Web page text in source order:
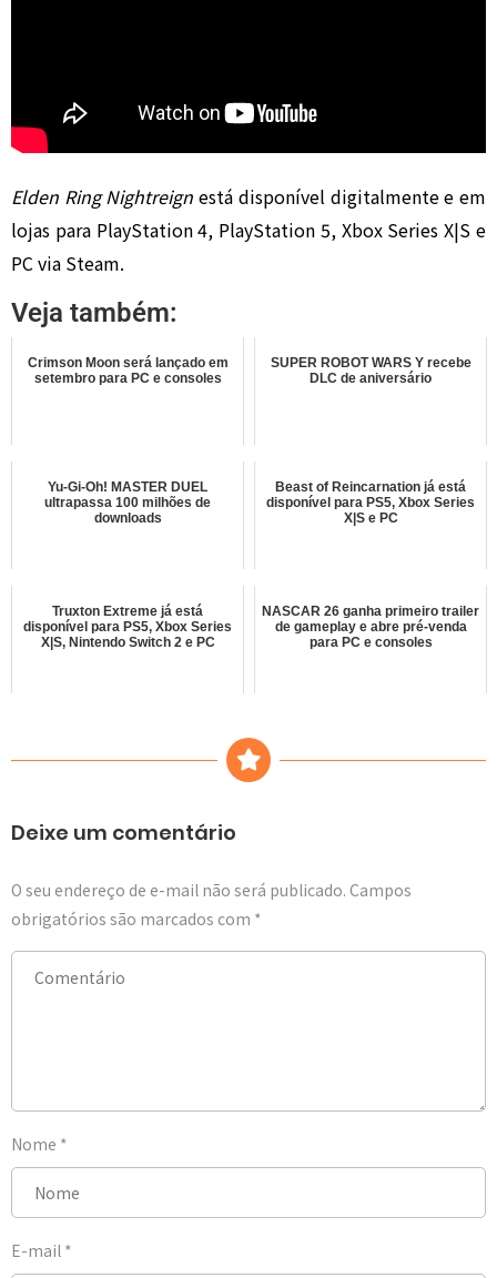
Elden Ring Nightreign está disponível digitalmente e em
lojas para PlayStation 4, PlayStation 5, Xbox Series X|S e
PC via Steam.
Veja também:
Crimson Moon será lançado em
setembro para PC e consoles
SUPER ROBOT WARS Y recebe
DLC de aniversário
Yu-Gi-Oh! MASTER DUEL
ultrapassa 100 milhões de
downloads
Beast of Reincarnation já está
disponível para PS5, Xbox Series
X|S e PC
Truxton Extreme já está
disponível para PS5, Xbox Series
X|S, Nintendo Switch 2 e PC
NASCAR 26 ganha primeiro trailer
de gameplay e abre pré-venda
para PC e consoles
Deixe um comentário
O seu endereço de e-mail não será publicado. Campos
obrigatórios são marcados com *
Nome *
E-mail *